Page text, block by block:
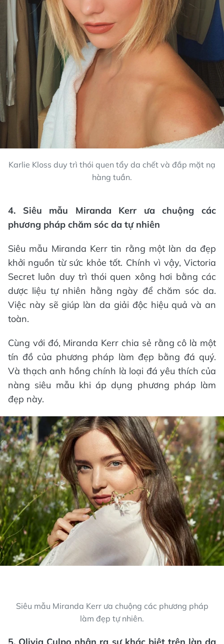
Karlie Kloss duy trì thói quen tẩy da chết và đắp mặt nạ
hàng tuần.
4. Siêu mẫu Miranda Kerr ưa chuộng các
phương pháp chăm sóc da tự nhiên
khởi nguồn từ sức khỏe tốt. Chính vì vậy, Victoria
Secret luôn duy trì thói quen xông hơi bằng các
dược liệu tự nhiên hằng ngày để chăm sóc da.
Việc này sẽ giúp làn da giải độc hiệu quả và an
tín đồ của phương pháp làm đẹp bằng đá quý.
Và thạch anh hồng chính là loại đá yêu thích của
nàng siêu mẫu khi áp dụng phương pháp làm
đẹp này.